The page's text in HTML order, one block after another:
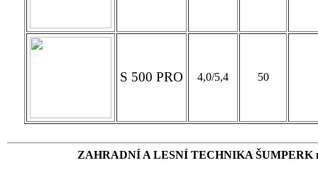
S 500 PRO 4,0/5,4 50
ZAHRADNÍ A LESNÍ TECHNIKA ŠUMPERK